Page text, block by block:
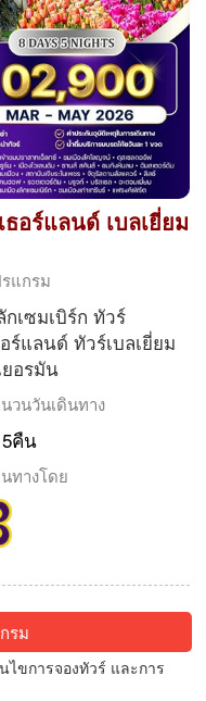
อร์แลนด์ เบลเยี่ยม
แกรม
เซมเบิร์ก ทัวร์
อร์แลนด์ ทัวร์เบลเยี่ยม
ยอรมัน
วนวันเดินทาง
คืน
นทางโดย
รม
ไขการจองทัวร์ และการ